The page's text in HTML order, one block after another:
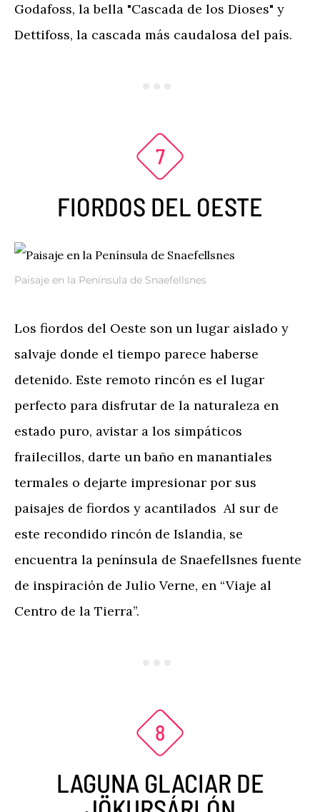
Godafoss, la bella "Cascada de los Dioses" y
Dettifoss, la cascada más caudalosa del país.
FIORDOS DEL OESTE
Paisaje en la Península de Snaefellsnes
Los fiordos del Oeste son un lugar aislado y
salvaje donde el tiempo parece haberse
detenido. Este remoto rincón es el lugar
perfecto para disfrutar de la naturaleza en
estado puro, avistar a los simpáticos
frailecillos, darte un baño en manantiales
termales o dejarte impresionar por sus
paisajes de fiordos y acantilados Al sur de
este recondido rincón de Islandia, se
encuentra la península de Snaefellsnes fuente
de inspiración de Julio Verne, en “Viaje al
Centro de la Tierra”.
LAGUNA GLACIAR DE